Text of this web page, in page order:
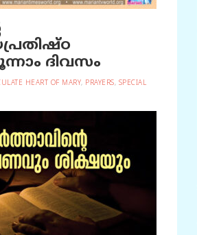
ദിവസം
HEART OF MARY, PRAYERS, SPECIAL